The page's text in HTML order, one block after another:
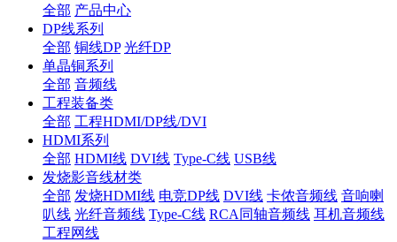
全部 产品中心
DP线系列
全部 铜线DP 光纤DP
单晶铜系列
全部 音频线
工程装备类
全部 工程HDMI/DP线/DVI
HDMI系列
全部 HDMI线 DVI线 Type-C线 USB线
发烧影音线材类
全部 发烧HDMI线 电竞DP线 DVI线 卡侬音频线 音响喇
叭线 光纤音频线 Type-C线 RCA同轴音频线 耳机音频线
工程网线